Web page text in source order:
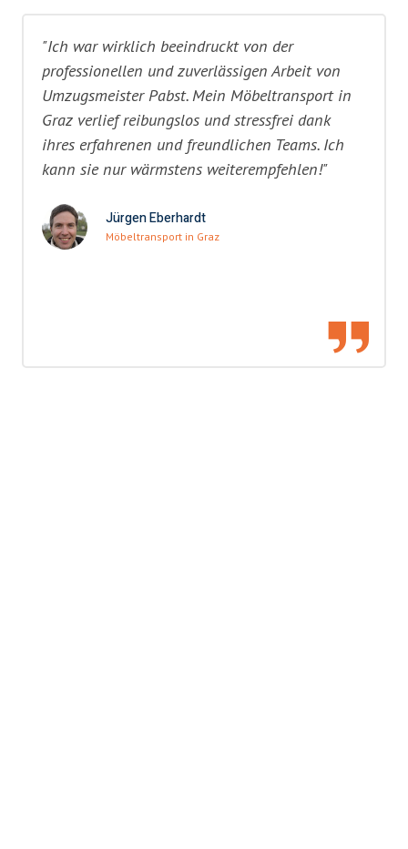
"Ich war wirklich beeindruckt von der
professionellen und zuverlässigen Arbeit von
Umzugsmeister Pabst. Mein Möbeltransport in
Graz verlief reibungslos und stressfrei dank
ihres erfahrenen und freundlichen Teams. Ich
kann sie nur wärmstens weiterempfehlen!"
Jürgen Eberhardt
Möbeltransport in Graz